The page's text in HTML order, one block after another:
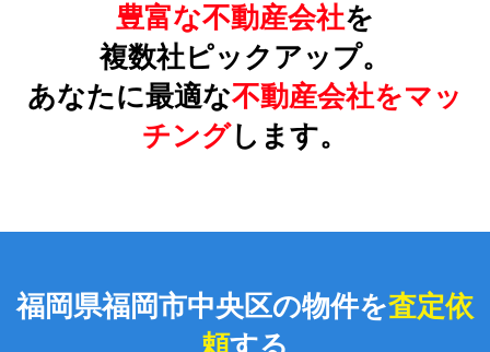
豊富な不動産会社を
複数社ピックアップ。
あなたに最適な不動産会社をマッ
チングします。
福岡県福岡市中央区の物件を査定依